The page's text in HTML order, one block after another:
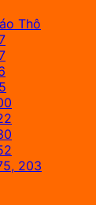
Thô
203